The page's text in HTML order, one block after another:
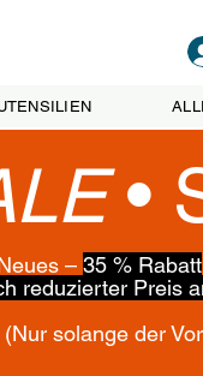
•
– 35 % Rabatt
reduzierter Preis
(Nur solange der